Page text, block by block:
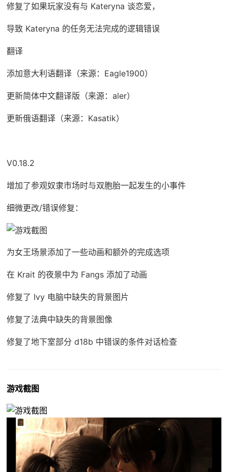
修复了如果玩家没有与 Kateryna 谈恋爱，
导致 Kateryna 的任务无法完成的逻辑错误
翻译
添加意大利语翻译（来源：Eagle1900）
更新简体中文翻译版（来源：aler）
更新俄语翻译（来源：Kasatik）
V0.18.2
增加了参观奴隶市场时与双胞胎一起发生的小事件
细微更改/错误修复：
为女王场景添加了一些动画和额外的完成选项
在 Krait 的夜景中为 Fangs 添加了动画
修复了 Ivy 电脑中缺失的背景图片
修复了法典中缺失的背景图像
修复了地下室部分 d18b 中错误的条件对话检查
游戏截图